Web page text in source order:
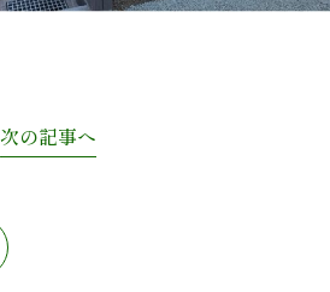
次の記事へ